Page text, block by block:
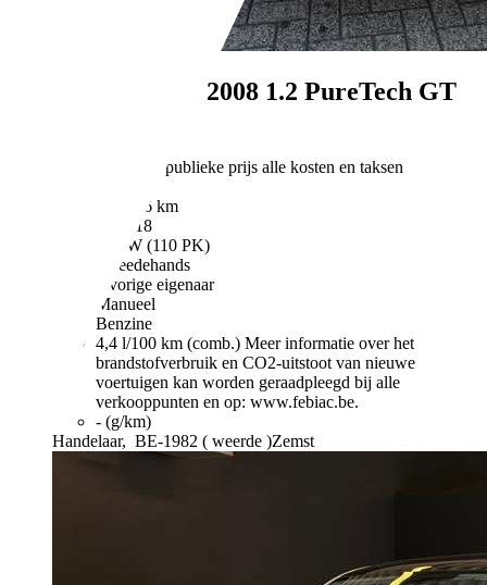
2008 1.2 PureTech GT
Finale publieke prijs alle kosten en taksen
143.916 km
05/2018
81 kW (110 PK)
Tweedehands
1 vorige eigenaar
Manueel
Benzine
4,4 l/100 km (comb.) Meer informatie over het
brandstofverbruik en CO2-uitstoot van nieuwe
voertuigen kan worden geraadpleegd bij alle
verkooppunten en op: www.febiac.be.
- (g/km)
Handelaar, BE-1982 ( weerde )Zemst